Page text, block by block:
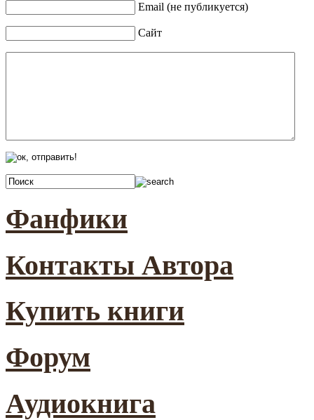
Email (не публикуется)
Сайт
Фанфики
Контакты Автора
Купить книги
Форум
Аудиокнига